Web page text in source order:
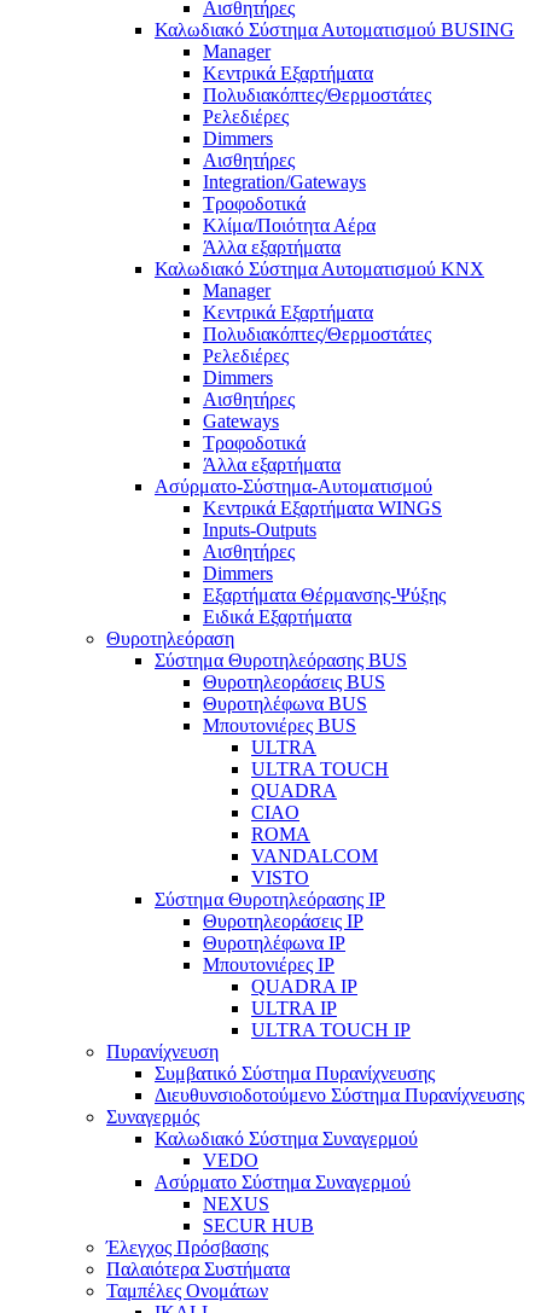
Αισθητήρες
Καλωδιακό Σύστημα Αυτοματισμού BUSING
Manager
Κεντρικά Εξαρτήματα
Πολυδιακόπτες/Θερμοστάτες
Ρελεδιέρες
Dimmers
Αισθητήρες
Integration/Gateways
Τροφοδοτικά
Κλίμα/Ποιότητα Αέρα
Άλλα εξαρτήματα
Καλωδιακό Σύστημα Αυτοματισμού KNX
Manager
Κεντρικά Εξαρτήματα
Πολυδιακόπτες/Θερμοστάτες
Ρελεδιέρες
Dimmers
Αισθητήρες
Gateways
Τροφοδοτικά
Άλλα εξαρτήματα
Ασύρματο-Σύστημα-Αυτοματισμού
Κεντρικά Εξαρτήματα WINGS
Inputs-Outputs
Αισθητήρες
Dimmers
Εξαρτήματα Θέρμανσης-Ψύξης
Ειδικά Εξαρτήματα
Θυροτηλεόραση
Σύστημα Θυροτηλεόρασης BUS
Θυροτηλεοράσεις BUS
Θυροτηλέφωνα BUS
Μπουτονιέρες BUS
ULTRA
ULTRA TOUCH
QUADRA
CIAO
ROMA
VANDALCOM
VISTO
Σύστημα Θυροτηλεόρασης IP
Θυροτηλεοράσεις IP
Θυροτηλέφωνα IP
Μπουτονιέρες IP
QUADRA IP
ULTRA IP
ULTRA TOUCH IP
Πυρανίχνευση
Συμβατικό Σύστημα Πυρανίχνευσης
Διευθυνσιοδοτούμενο Σύστημα Πυρανίχνευσης
Συναγερμός
Καλωδιακό Σύστημα Συναγερμού
VEDO
Ασύρματο Σύστημα Συναγερμού
NEXUS
SECUR HUB
Έλεγχος Πρόσβασης
Παλαιότερα Συστήματα
Ταμπέλες Ονομάτων